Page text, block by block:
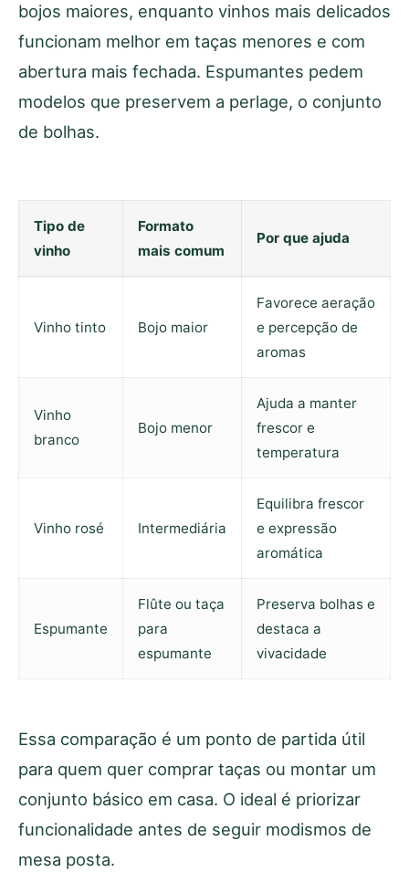
bojos maiores, enquanto vinhos mais delicados
funcionam melhor em taças menores e com
abertura mais fechada. Espumantes pedem
modelos que preservem a perlage, o conjunto
de bolhas.
Tipo de
vinho
Formato
mais comum
Por que ajuda
Vinho tinto Bojo maior
Favorece aeração
e percepção de
aromas
Vinho
branco
Bojo menor
Ajuda a manter
frescor e
temperatura
Vinho rosé Intermediária
Equilibra frescor
e expressão
aromática
Espumante
Flûte ou taça
para
espumante
Preserva bolhas e
destaca a
vivacidade
Essa comparação é um ponto de partida útil
para quem quer comprar taças ou montar um
conjunto básico em casa. O ideal é priorizar
funcionalidade antes de seguir modismos de
mesa posta.